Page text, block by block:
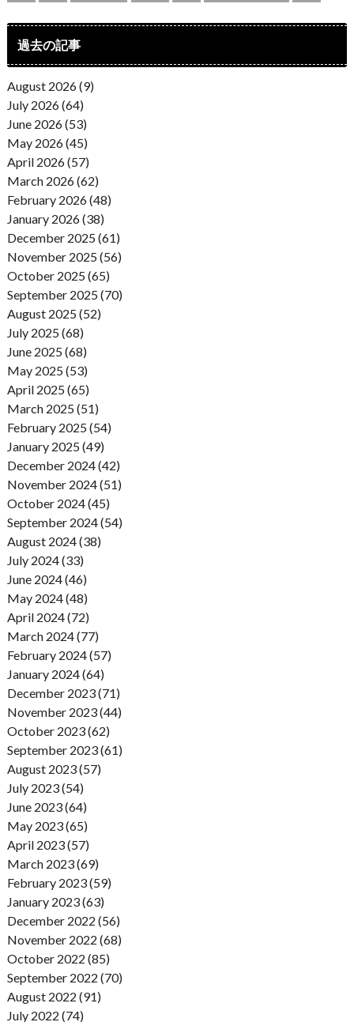
過去の記事
August 2026 (9)
July 2026 (64)
June 2026 (53)
May 2026 (45)
April 2026 (57)
March 2026 (62)
February 2026 (48)
January 2026 (38)
December 2025 (61)
November 2025 (56)
October 2025 (65)
September 2025 (70)
August 2025 (52)
July 2025 (68)
June 2025 (68)
May 2025 (53)
April 2025 (65)
March 2025 (51)
February 2025 (54)
January 2025 (49)
December 2024 (42)
November 2024 (51)
October 2024 (45)
September 2024 (54)
August 2024 (38)
July 2024 (33)
June 2024 (46)
May 2024 (48)
April 2024 (72)
March 2024 (77)
February 2024 (57)
January 2024 (64)
December 2023 (71)
November 2023 (44)
October 2023 (62)
September 2023 (61)
August 2023 (57)
July 2023 (54)
June 2023 (64)
May 2023 (65)
April 2023 (57)
March 2023 (69)
February 2023 (59)
January 2023 (63)
December 2022 (56)
November 2022 (68)
October 2022 (85)
September 2022 (70)
August 2022 (91)
July 2022 (74)